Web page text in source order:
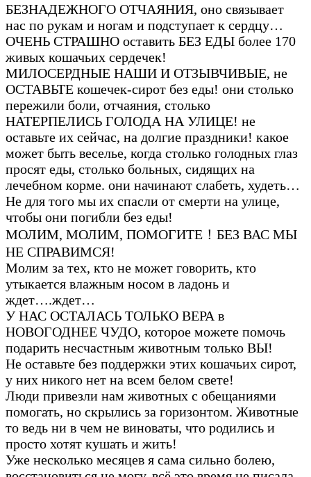
БЕЗНАДЕЖНОГО ОТЧАЯНИЯ, оно связывает
нас по рукам и ногам и подступает к сердцу…
ОЧЕНЬ СТРАШНО оставить БЕЗ ЕДЫ более 170
живых кошачьих сердечек!
МИЛОСЕРДНЫЕ НАШИ И ОТЗЫВЧИВЫЕ, не
ОСТАВЬТЕ кошечек-сирот без еды! они столько
пережили боли, отчаяния, столько
НАТЕРПЕЛИСЬ ГОЛОДА НА УЛИЦЕ! не
оставьте их сейчас, на долгие праздники! какое
может быть веселье, когда столько голодных глаз
просят еды, столько больных, сидящих на
лечебном корме. они начинают слабеть, худеть…
Не для того мы их спасли от смерти на улице,
чтобы они погибли без еды!
МОЛИМ, МОЛИМ, ПОМОГИТЕ！БЕЗ ВАС МЫ
НЕ СПРАВИМСЯ!
Молим за тех, кто не может говорить, кто
утыкается влажным носом в ладонь и
ждет….ждет…
У НАС ОСТАЛАСЬ ТОЛЬКО ВЕРА в
НОВОГОДНЕЕ ЧУДО, которое можете помочь
подарить несчастным животным только ВЫ!
Не оставьте без поддержки этих кошачьих сирот,
у них никого нет на всем белом свете!
Люди привезли нам животных с обещаниями
помогать, но скрылись за горизонтом. Животные
то ведь ни в чем не виноваты, что родились и
просто хотят кушать и жить!
Уже несколько месяцев я сама сильно болею,